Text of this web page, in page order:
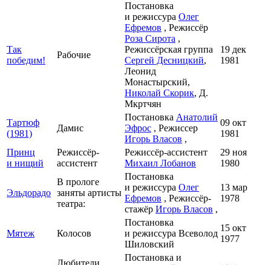
Так
победим!
Рабочие
Постановка
и режиссура Олег
Ефремов , Режиссёр
Роза Сирота ,
Режиссёрская группа
Сергей Десницкий,
Леонид
Монастырский,
Николай Скорик, Д.
Мкртчян
19 дек
1981
Тартюф
(1981)
Дамис
Постановка Анатолий
Эфрос , Режиссер
Игорь Власов ,
09 окт
1981
Принц
и нищий
Режиссёр-
ассистент
Режиссёр-ассистент
Михаил Лобанов
29 ноя
1980
Эльдорадо
В прологе
заняты артисты
театра:
Постановка
и режиссура Олег
Ефремов , Режиссёр-
стажёр Игорь Власов ,
13 мар
1978
Мятеж Колосов
Постановка
и режиссура Всеволод
Шиловский
15 окт
1977
Постановка и